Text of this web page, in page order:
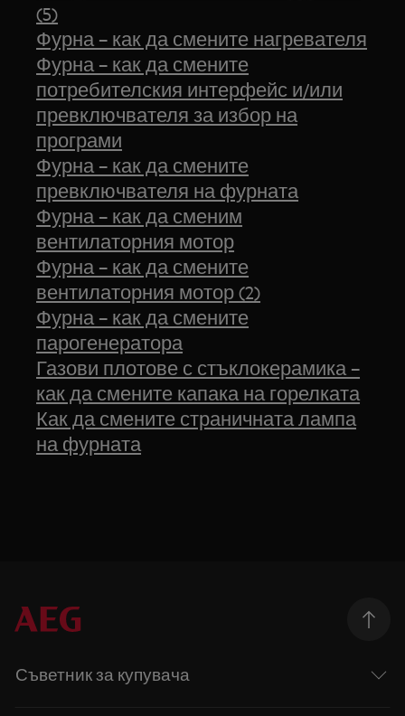
(5)
Фурна – как да смените нагревателя
Фурна – как да смените
потребителския интерфейс и/или
превключвателя за избор на
програми
Фурна – как да смените
превключвателя на фурната
Фурна – как да сменим
вентилаторния мотор
Фурна – как да смените
вентилаторния мотор (2)
Фурна – как да смените
парогенератора
Газови плотове с стъклокерамика –
как да смените капака на горелката
Как да смените страничната лампа
на фурната
Съветник за купувача